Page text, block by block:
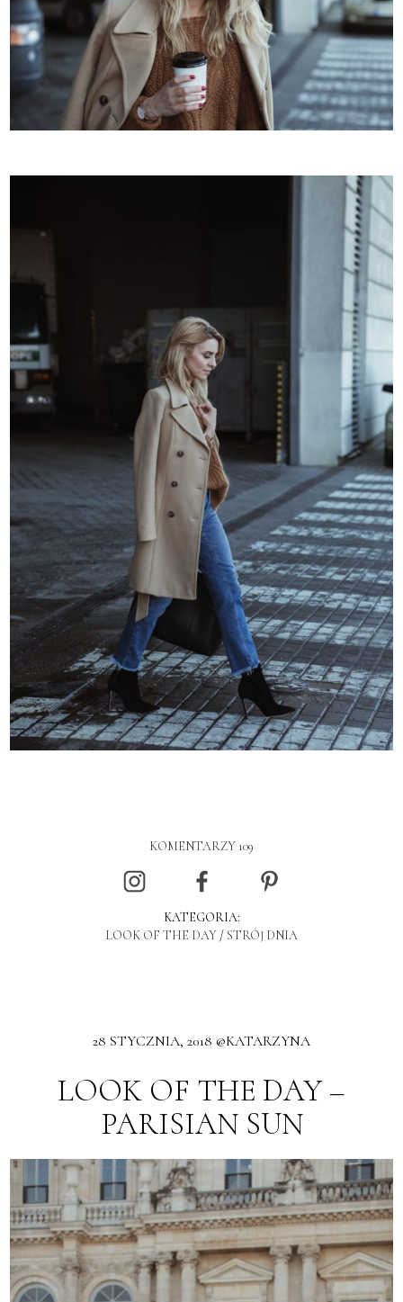
KOMENTARZY 109
KATEGORIA:
LOOK OF THE DAY /STRÓJ DNIA
28 STYCZNIA, 2018 @KATARZYNA
LOOK OF THE DAY –
PARISIAN SUN